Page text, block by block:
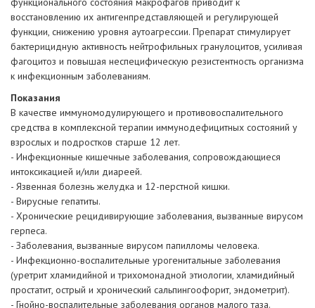
восстановлению их антигенпредставляющей и регулирующей
функции, снижению уровня аутоагрессии. Препарат стимулирует
бактерицидную активность нейтрофильных гранулоцитов, усиливая
фагоцитоз и повышая неспецифическую резистентность организма
к инфекционным заболеваниям.
Показания
В качестве иммуномодулирующего и противовоспалительного
средства в комплексной терапии иммунодефицитных состояний у
взрослых и подростков старше 12 лет.
- Инфекционные кишечные заболевания, сопровождающиеся
интоксикацией и/или диареей.
- Язвенная болезнь желудка и 12-перстной кишки.
- Вирусные гепатиты.
- Хронические рецидивирующие заболевания, вызванные вирусом
герпеса.
- Заболевания, вызванные вирусом папилломы человека.
- Инфекционно-воспалительные урогенитальные заболевания
(уретрит хламидийной и трихомонадной этиологии, хламидийный
простатит, острый и хронический сальпингоофорит, эндометрит).
- Гнойно-воспалительные заболевания органов малого таза.